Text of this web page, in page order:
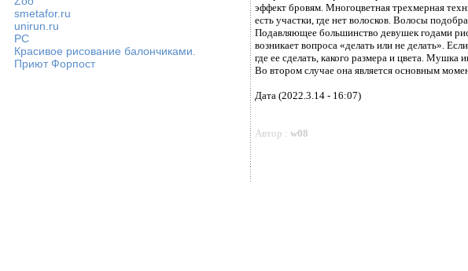
smetafor.ru
unirun.ru
PC
Красивое рисование балончиками.
Приют Форпост
эффект бровям. Многоцветная трехмерная
есть участки, где нет волосков. Волосы
Подавляющее большинство девушек годами
возникает вопроса «делать или не делать».
где ее сделать, какого размера и цвета. Мушка
Во втором случае она является основным
Дата (2022.3.14 - 16:07)
Автор : w08